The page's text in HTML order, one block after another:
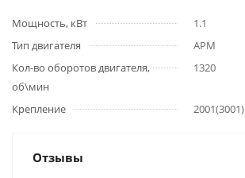
Мощность, кВт
1.1
Тип двигателя
АРМ
Кол-во оборотов двигателя,
об\мин
1320
Крепление 2001(3001)
Отзывы